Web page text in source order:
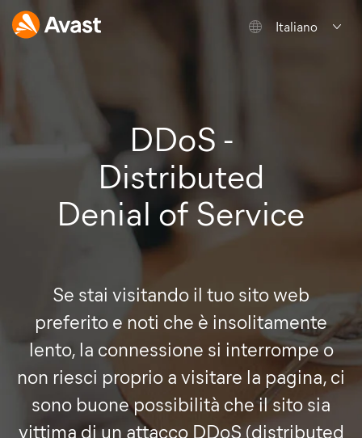
Italiano
DDoS -
Distributed
Denial of Service
Se stai visitando il tuo sito web
preferito e noti che è insolitamente
lento, la connessione si interrompe o
non riesci proprio a visitare la pagina, ci
sono buone possibilità che il sito sia
vittima di un attacco DDoS (distributed